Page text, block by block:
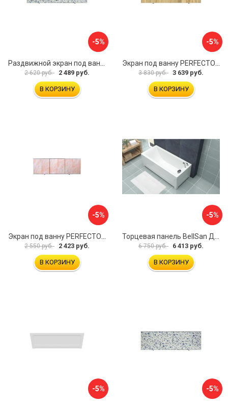
-5%
2 620 руб. 2 489 руб.
В КОРЗИНУ
-5%
3 830 руб. 3 639 руб.
В КОРЗИНУ
-5%
Экран под ванну PERFECTO LINEA 36-000157
2 550 руб. 2 423 руб.
В КОРЗИНУ
-5%
Торцевая панель BellSan Даниелла 4627171531049
6 750 руб. 6 413 руб.
В КОРЗИНУ
-5% -5%